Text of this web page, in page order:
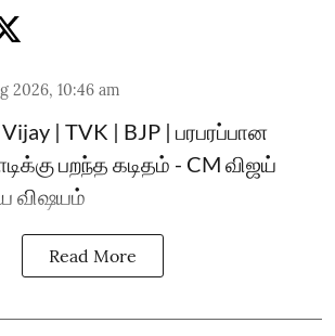
2026, 10:46 am
| TVK | BJP | பரபரப்பான
பறந்த கடிதம் - CM விஜய்
விஷயம்
Read More